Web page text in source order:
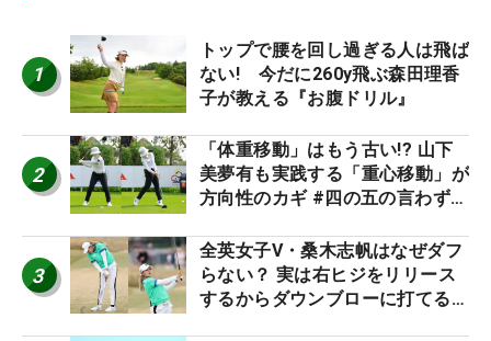
1
トップで腰を回し過ぎる人は飛ば
ない! 今だに260y飛ぶ森田理香
子が教える『お腹ドリル』
2
「体重移動」はもう古い!? 山下
美夢有も実践する「重心移動」が
方向性のカギ #四の五の言わず振
3
全英女子V・桑木志帆はなぜダフ
らない？ 実は右ヒジをリリース
するからダウンブローに打てる #